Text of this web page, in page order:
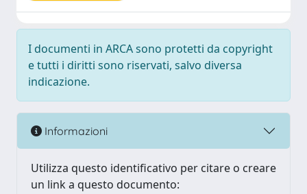
I documenti in ARCA sono protetti da copyright
e tutti i diritti sono riservati, salvo diversa
indicazione.
Informazioni
Utilizza questo identificativo per citare o creare
un link a questo documento: